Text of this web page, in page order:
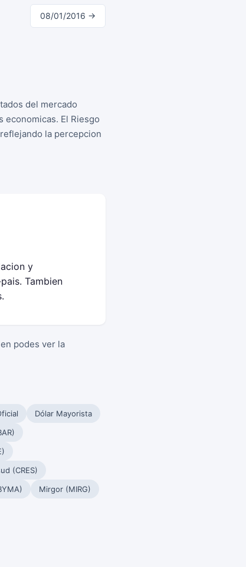
08/01/2016 →
del mercado
economicas. El Riesgo
la percepcion
y
Tambien
podes ver la
Dólar Mayorista
(CRES)
Mirgor (MIRG)